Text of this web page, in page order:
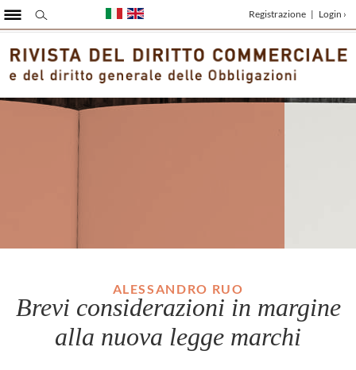
ALESSANDRO RUO
Brevi considerazioni in margine
alla nuova legge marchi
Registrazione | Login ›